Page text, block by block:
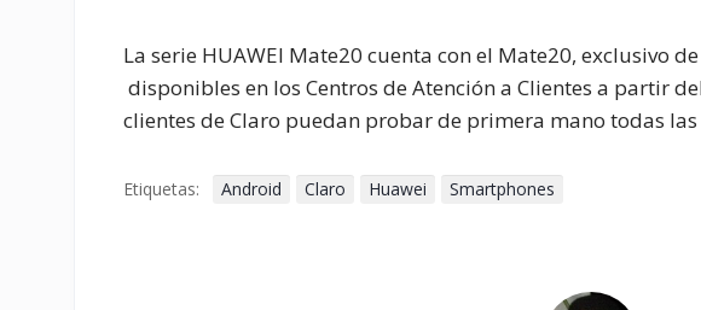
La serie HUAWEI Mate20 cuenta con el Mate20, exclusivo
disponibles en los Centros de Atención a Clientes a partir
clientes de Claro puedan probar de primera mano todas
Etiquetas: Android Claro Huawei Smartphones